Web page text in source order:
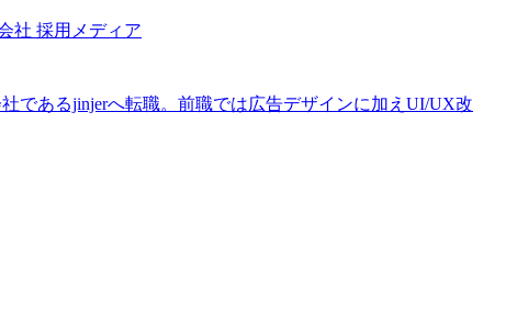
社 採用メディア
であるjinjerへ転職。前職では広告デザインに加えUI/UX改